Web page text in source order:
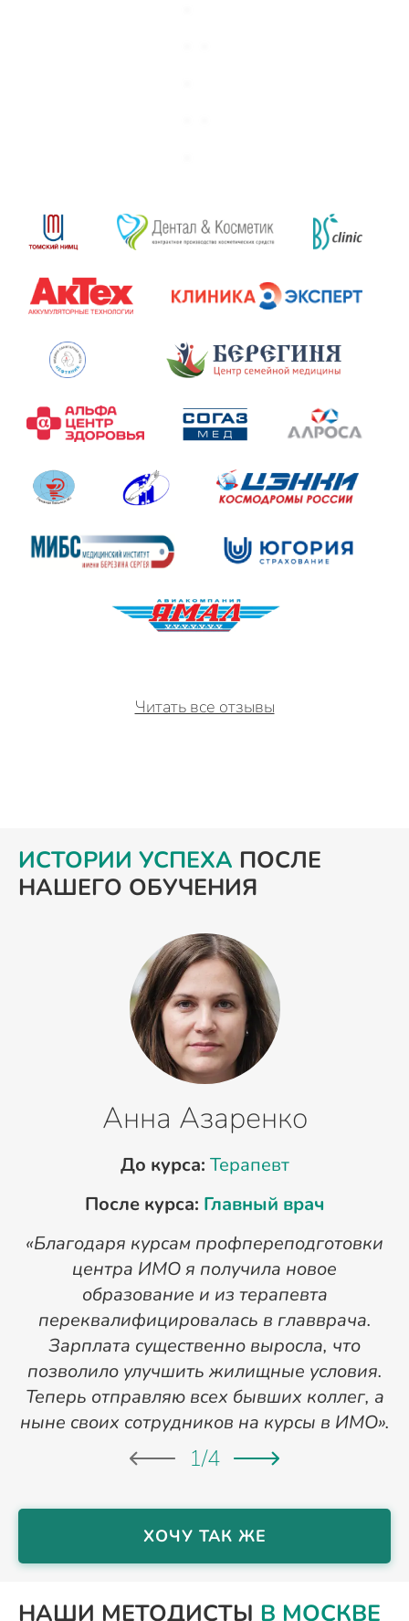
Читать все отзывы
ИСТОРИИ УСПЕХА ПОСЛЕ
НАШЕГО ОБУЧЕНИЯ
Анна Азаренко
До курса: Терапевт
После курса: Главный врач
«Благодаря курсам профпереподготовки
центра ИМО я получила новое
образование и из терапевта
переквалифицировалась в главврача.
Зарплата существенно выросла, что
позволило улучшить жилищные условия.
Теперь отправляю всех бывших коллег, а
ныне своих сотрудников на курсы в ИМО».
1/4
ХОЧУ ТАК ЖЕ
НАШИ МЕТОДИСТЫ В МОСКВЕ